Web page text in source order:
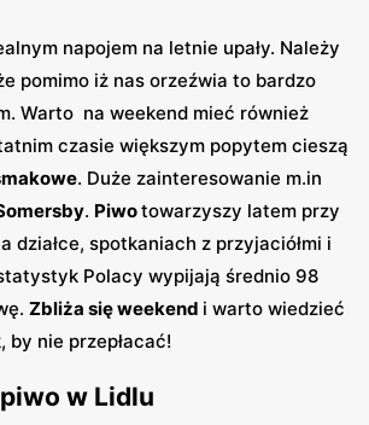
napojem na letnie upały. Należy
pomimo iż nas orzeźwia to bardzo
Warto na weekend mieć również
czasie większym popytem cieszą
. Duże zainteresowanie m.in
. Piwotowarzyszy latem przy
działce, spotkaniach z przyjaciółmi i
Polacy wypijają średnio 98
Zbliża się weekend i warto wiedzieć
by nie przepłacać!
w Lidlu